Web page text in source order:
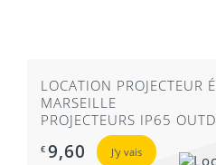
LOCATION PROJECTEUR
MARSEILLE
PROJECTEURS IP65
€ 9,60 J'y vais